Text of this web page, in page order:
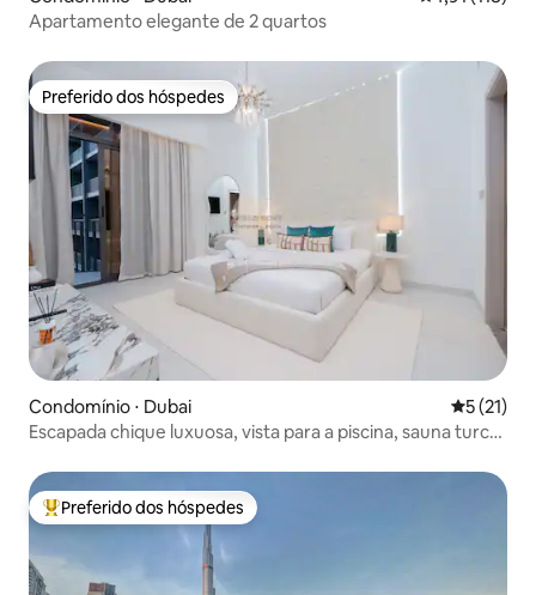
Apartamento elegante de 2 quartos
Preferido dos hóspedes
Preferido dos hóspedes
Condomínio ⋅ Dubai 5 de uma
5 (21)
Escapada chique luxuosa, vista para a piscina, sauna turca
Entre os melhores preferidos dos hóspedes
Preferido dos hóspedes